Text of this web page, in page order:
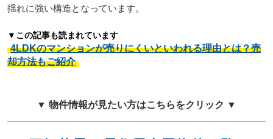
揺れに強い構造となっています。
▼この記事も読まれています
4LDKのマンションが売りにくいといわれる理由とは？売
却方法もご紹介
▼ 物件情報が見たい方はこちらをクリック ▼